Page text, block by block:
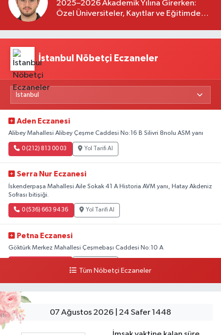
2025–2026 Akademik Yılına Girerken:
Özel Üniversiteler, Kayıtlar ve Eğitimde
İstanbul Nöbetçi Eczaneler
Aden Eczanesi
Alibey Mahallesi Alibey Çeşme Caddesi No:16 B Silivri 8nolu ASM yanı
0 (212) 813 00 03 Yol Tarifi Al
Serra Nur Eczanesi
İskenderpaşa Mahallesi Aile Sokak 41 A Historia AVM yanı, Hatay Akdeniz
Sofrası bitişiği.
0 (536) 663 94 36 Yol Tarifi Al
Petna Eczanesi
Göktürk Merkez Mahallesi Çeşmebaşı Caddesi No:10 A
Karlıktepe Mahallesi Soğanlık Caddesi No:34 A
0 (216) 504 24 53 Yol Tarifi Al
Tüm Nöbetçi Eczaneler
07 Ağustos 2026 | 24 Safer 1448